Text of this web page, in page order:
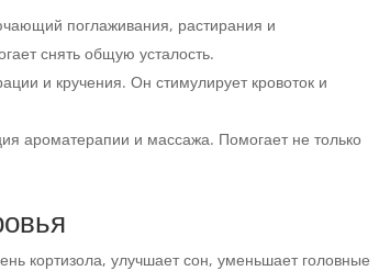
поглаживания, растирания и
снять общую усталость.
и кручения. Он стимулирует кровоток и
ароматерапии и массажа. Помогает не только
кортизола, улучшает сон, уменьшает головные